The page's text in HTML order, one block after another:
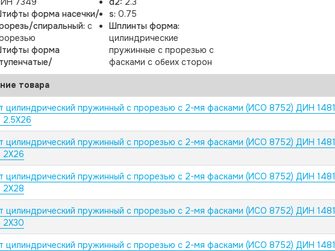
форма насечки/
спиральный: с
форма
s: 0.75
Шплинты форма:
цилиндрические
пружинные с прорезью с
фасками с обеих сторон
товара
цилиндрический пружинный с прорезью с 2-мя фасками (ИСО 8752) ДИН 1481
2,5X26
цилиндрический пружинный с прорезью с 2-мя фасками (ИСО 8752) ДИН 1481
2X26
цилиндрический пружинный с прорезью с 2-мя фасками (ИСО 8752) ДИН 1481
2X28
цилиндрический пружинный с прорезью с 2-мя фасками (ИСО 8752) ДИН 1481
2X30
цилиндрический пружинный с прорезью с 2-мя фасками (ИСО 8752) ДИН 1481